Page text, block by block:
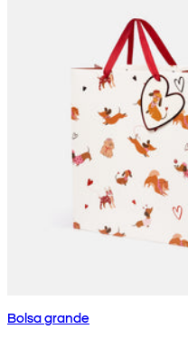
Bolsa grande